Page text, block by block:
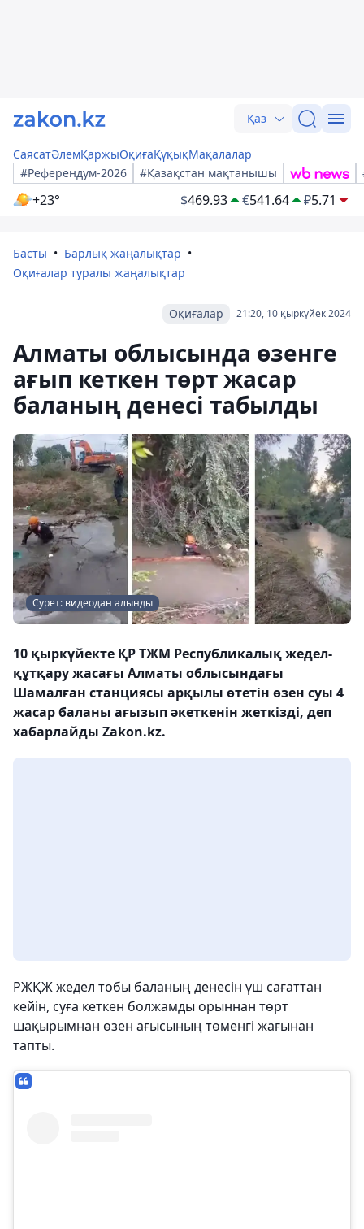
Қаз
СаясатӘлемҚаржыОқиғаҚұқықМақалалар
#Референдум-2026
#Қазақстан мақтанышы
+23° $469.93 €541.64 ₽5.71
Басты
Барлық жаңалықтар
Оқиғалар туралы жаңалықтар
21:20, 10 қыркүйек 2024
Оқиғалар
Алматы облысында өзенге
ағып кеткен төрт жасар
баланың денесі табылды
Сурет: видеодан алынды
10 қыркүйекте ҚР ТЖМ Республикалық жедел-
құтқару жасағы Алматы облысындағы
Шамалған станциясы арқылы өтетін өзен суы 4
жасар баланы ағызып әкеткенін жеткізді, деп
хабарлайды Zakon.kz.
РЖҚЖ жедел тобы баланың денесін үш сағаттан
кейін, суға кеткен болжамды орыннан төрт
шақырымнан өзен ағысының төменгі жағынан
тапты.